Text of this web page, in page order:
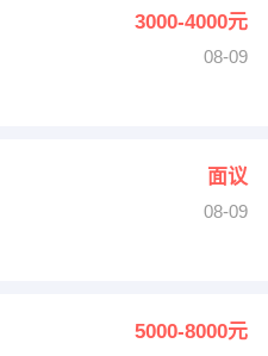
法律3000-4000元
08-09
面议
08-09
5000-8000元